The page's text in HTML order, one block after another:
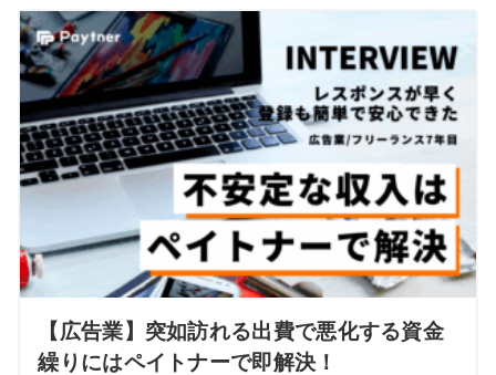
【広告業】突如訪れる出費で悪化する資金
繰りにはペイトナーで即解決！